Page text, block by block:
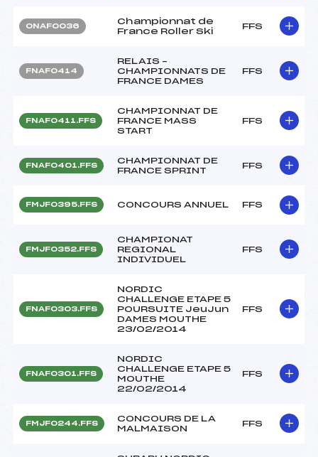
ONAF0036
Championnat de
France Roller Ski
FFS
FNAF0414
RELAIS –
CHAMPIONNATS DE
FRANCE DAMES
FFS
FNAF0411.FFS
CHAMPIONNAT DE
FRANCE MASS
START
FFS
FNAF0401.FFS
CHAMPIONNAT DE
FRANCE SPRINT
FFS
FMJF0395.FFS CONCOURS ANNUEL FFS
FMJF0352.FFS
CHAMPIONAT
REGIONAL
INDIVIDUEL
FFS
FNAF0303.FFS
NORDIC
CHALLENGE ETAPE 5
POURSUITE JeuJun
DAMES MOUTHE
23/02/2014
FFS
FNAF0301.FFS
NORDIC
CHALLENGE ETAPE 5
MOUTHE
22/02/2014
FFS
FMJF0244.FFS
CONCOURS DE LA
MALMAISON
FFS